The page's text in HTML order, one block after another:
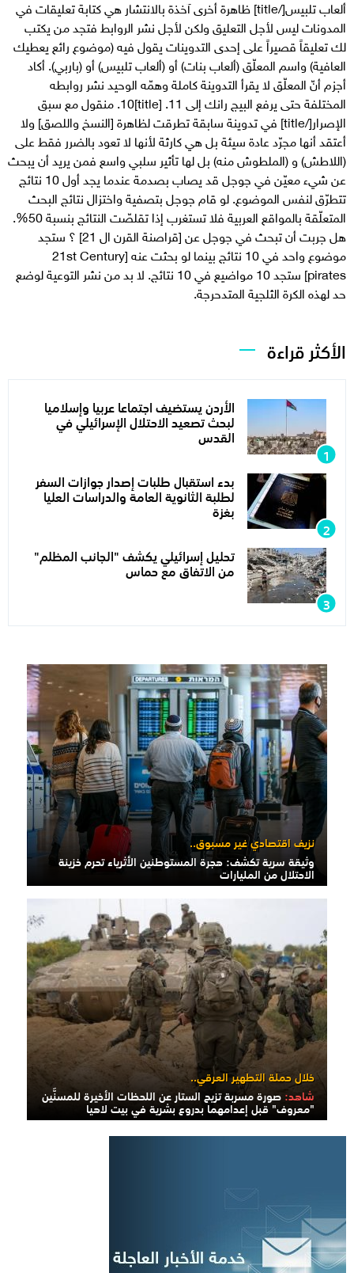
ألعاب تلبيس[/title] ظاهرة أخرى آخذة بالانتشار هي كتابة تعليقات في
المدونات ليس لأجل التعليق ولكن لأجل نشر الروابط فتجد من يكتب
لك تعليقاً قصيراً على إحدى التدوينات يقول فيه (موضوع رائع يعطيك
العافية) واسم المعلّق (ألعاب بنات) أو (ألعاب تلبيس) أو (باربي). أكاد
أجزم أنّ المعلّق لا يقرأ التدوينة كاملة وهمّه الوحيد نشر روابطه
المختلفة حتى يرفع البيج رانك إلى 11. [title]10. منقول مع سبق
الإصرار[/title] في تدوينة سابقة تطرقت لظاهرة [النسخ واللصق] ولا
أعتقد أنها مجرّد عادة سيئة بل هي كارثة لأنها لا تعود بالضرر فقط على
(اللاطش) و (الملطوش منه) بل لها تأثير سلبي واسع فمن يريد أن يبحث
عن شيء معيّن في جوجل قد يصاب بصدمة عندما يجد أول 10 نتائج
تتطرّق لنفس الموضوع. لو قام جوجل بتصفية واختزال نتائج البحث
المتعلّقة بالمواقع العربية فلا تستغرب إذا تقلصّت النتائج بنسبة 50%.
هل جربت أن تبحث في جوجل عن [قراصنة القرن ال 21] ؟ ستجد
موضوع واحد في 10 نتائج بينما لو بحثت عنه [21st Century
pirates] ستجد 10 مواضيع في 10 نتائج. لا بد من نشر التوعية لوضع
حد لهذه الكرة الثلجية المتدحرجة.
الأكثر قراءة
الأردن يستضيف اجتماعا عربيا وإسلاميا
لبحث تصعيد الاحتلال الإسرائيلي في
القدس
بدء استقبال طلبات إصدار جوازات السفر
لطلبة الثانوية العامة والدراسات العليا
بغزة
تحليل إسرائيلي يكشف "الجانب المظلم"
من الاتفاق مع حماس
نزيف اقتصادي غير مسبوق..
وثيقة سرية تكشف: هجرة المستوطنين الأثرياء تحرم خزينة
الاحتلال من المليارات
خلال حملة التطهير العرقي..
شاهد:صورة مسربة تزيح الستار عن اللحظات الأخيرة للمسنَّين
"معروف" قبل إعدامهما بدروع بشرية في بيت لاهيا